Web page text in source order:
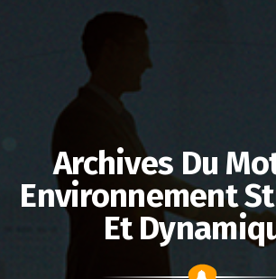
Archives Du
Environnement
Et